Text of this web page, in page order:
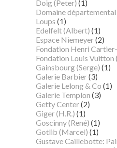
Doig (Peter) (1)
Domaine
Loups (1)
Edelfelt (Albert) (1)
Espace Niemeyer(2)
Fondation Henri
Fondation Louis Vuitton
Gainsbourg (Serge) (1)
Galerie Barbier(3)
Galerie Lelong & Co (1)
Galerie Templon (3)
Getty Center(2)
Giger (H.R.) (1)
Goscinny (René) (1)
Gotlib (Marcel) (1)
Gustave Caillebotte: